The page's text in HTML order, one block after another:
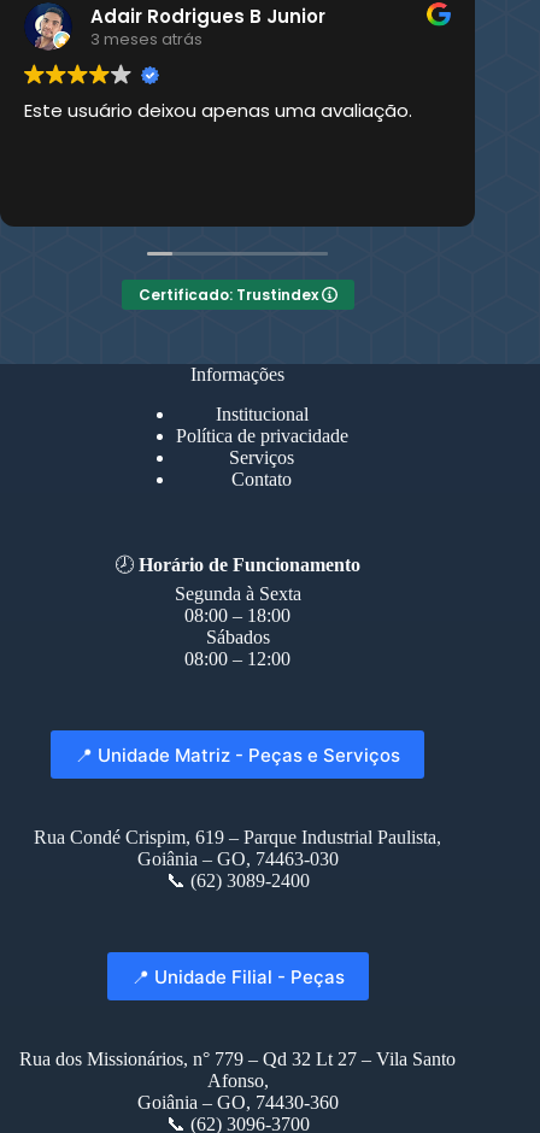
Adair Rodrigues B Junior
3 meses atrás
Este usuário deixou apenas uma avaliação.
Certificado: Trustindex
Informações
Institucional
Política de privacidade
Serviços
Contato
🕗Horário de Funcionamento
Segunda à Sexta
08:00 – 18:00
Sábados
08:00 – 12:00
📍 Unidade Matriz - Peças e Serviços
Rua Condé Crispim, 619 – Parque Industrial Paulista,
Goiânia – GO, 74463-030
📞 (62) 3089-2400
📍 Unidade Filial - Peças
Rua dos Missionários, n° 779 – Qd 32 Lt 27 – Vila Santo
Afonso,
Goiânia – GO, 74430-360
📞 (62) 3096-3700